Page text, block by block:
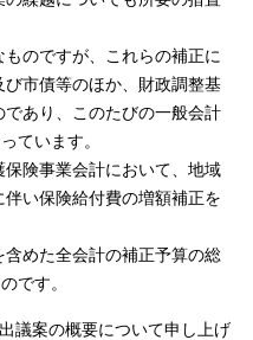
のですが、これらの補正に
市債等のほか、財政調整基
あり、このたびの一般会計
ています。
険事業会計において、地域
い保険給付費の増額補正を
めた全会計の補正予算の総
です。
議案の概要について申し上げ